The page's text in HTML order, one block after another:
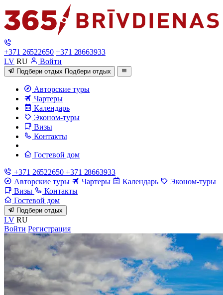
+371 26522650 +371 28663933
LV RU Войти
Подбери отдых Подбери отдых
Авторские туры
Чартеры
Календарь
Эконом-туры
Визы
Контакты
Гостевой дом
+371 26522650 +371 28663933
Авторские туры
Чартеры Календарь
Эконом-туры
Визы
Контакты
Гостевой дом
Подбери отдых
LV RU
Войти Регистрация